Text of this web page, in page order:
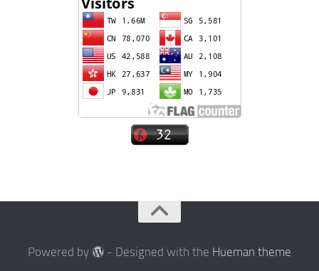
Powered by - Designed with the Hueman theme